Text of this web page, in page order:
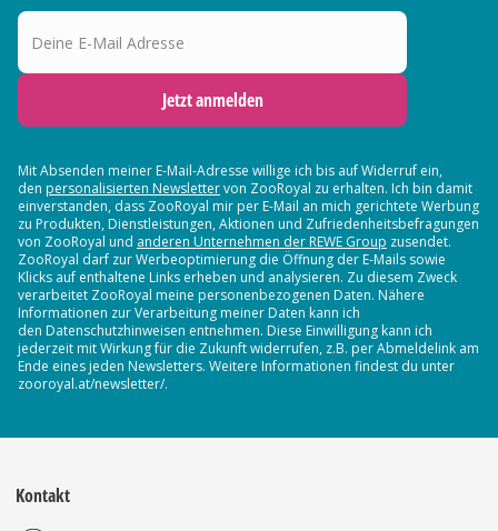
Deine E-Mail Adresse
Jetzt anmelden
Mit Absenden meiner E-Mail-Adresse willige ich bis auf Widerruf ein,
den personalisierten Newslettervon ZooRoyal zu erhalten. Ich bin damit
einverstanden, dass ZooRoyal mir per E-Mail an mich gerichtete Werbung
zu Produkten, Dienstleistungen, Aktionen und Zufriedenheitsbefragungen
von ZooRoyal und anderen Unternehmen der REWE Group zusendet.
ZooRoyal darf zur Werbeoptimierung die Öffnung der E-Mails sowie
Klicks auf enthaltene Links erheben und analysieren. Zu diesem Zweck
verarbeitet ZooRoyal meine personenbezogenen Daten. Nähere
Informationen zur Verarbeitung meiner Daten kann ich
den Datenschutzhinweisen entnehmen. Diese Einwilligung kann ich
jederzeit mit Wirkung für die Zukunft widerrufen, z.B. per Abmeldelink am
Ende eines jeden Newsletters. Weitere Informationen findest du unter
zooroyal.at/newsletter/.
Kontakt